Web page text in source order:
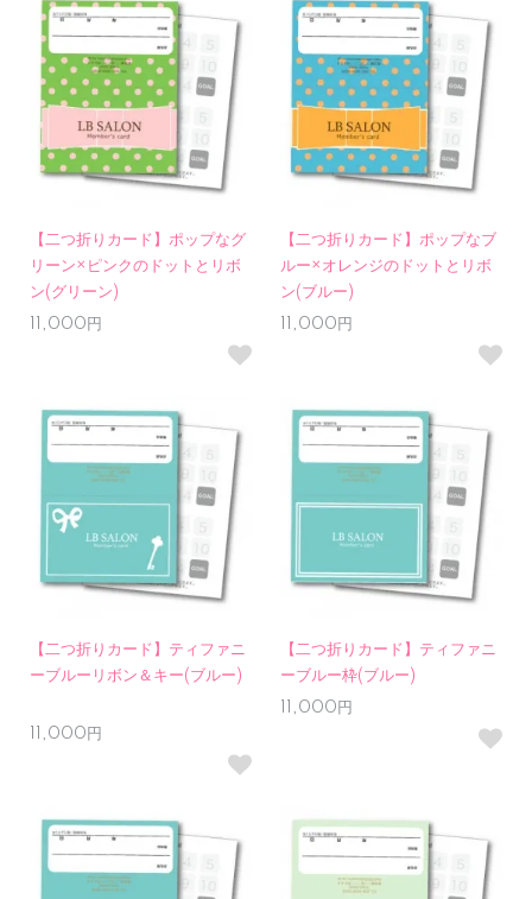
【二つ折りカード】ポップなグ
リーン×ピンクのドットとリボ
ン(グリーン)
11,000円
【二つ折りカード】ポップなブ
ルー×オレンジのドットとリボ
ン(ブルー)
11,000円
【二つ折りカード】ティファニ
ーブルーリボン＆キー(ブルー)
11,000円
【二つ折りカード】ティファニ
ーブルー枠(ブルー)
11,000円